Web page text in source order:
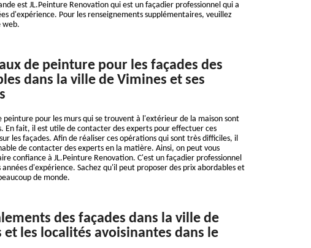
est JL.Peinture Renovation qui est un façadier professionnel qui a
d'expérience. Pour les renseignements supplémentaires, veuillez
web.
de peinture pour les façades des
dans la ville de Vimines et ses
peinture pour les murs qui se trouvent à l'extérieur de la maison sont
En fait, il est utile de contacter des experts pour effectuer ces
les façades. Afin de réaliser ces opérations qui sont très difficiles, il
de contacter des experts en la matière. Ainsi, on peut vous
confiance à JL.Peinture Renovation. C'est un façadier professionnel
années d'expérience. Sachez qu'il peut proposer des prix abordables et
de monde.
des façades dans la ville de
et les localités avoisinantes dans le